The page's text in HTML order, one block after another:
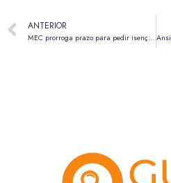
ANTERIOR
MEC prorroga prazo para pedir isenção da taxa de inscrição do Enem 2026